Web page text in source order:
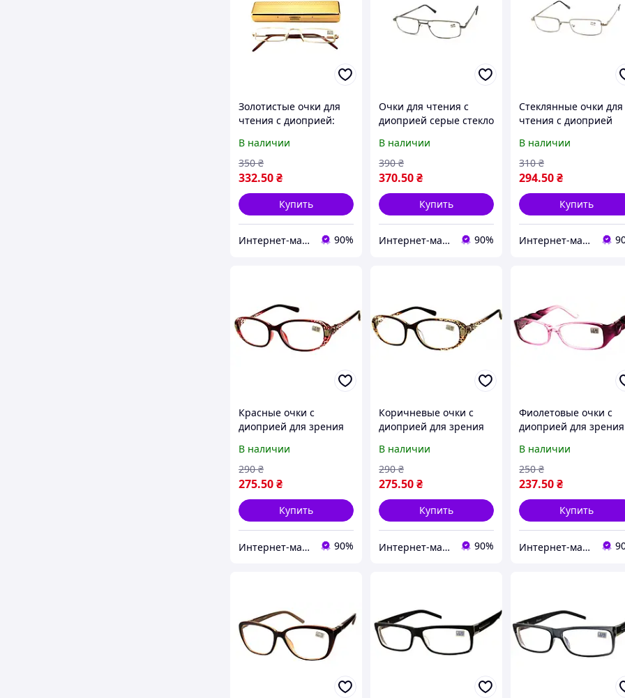
Золотистые очки для
чтения с диоприей:
В наличии
332.50₴
350 ₴
Купить
Интернет-магазин Счастливый Клуб 90%
Очки для чтения с
диоприей серые стекло
В наличии
370.50₴
390 ₴
Купить
Интернет-магазин Счастливый Клуб 90%
Стеклянные очки для
чтения с диоприей
В наличии
294.50₴
310 ₴
Купить
Интернет-магазин Счастливый Клуб
Красные очки с
диоприей для зрения
В наличии
275.50₴
290 ₴
Купить
Интернет-магазин Счастливый Клуб 90%
Коричневые очки с
диоприей для зрения
В наличии
275.50₴
290 ₴
Купить
Интернет-магазин Счастливый Клуб 90%
Фиолетовые очки с
диоприей для зрения
В наличии
237.50₴
250 ₴
Купить
Интернет-магазин Счастливый Клуб